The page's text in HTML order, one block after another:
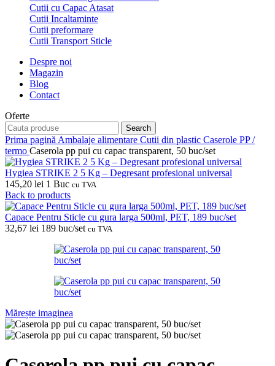
Cutii cu Capac Atasat
Cutii Incaltaminte
Cutii preformare
Cutii Transport Sticle
Despre noi
Magazin
Blog
Contact
Oferte
Search
Prima pagină Ambalaje alimentare Cutii din plastic Caserole PP /
termo Caserola pp pui cu capac transparent, 50 buc/set
Hygiea STRIKE 2 5 Kg – Degresant profesional universal
145,20 lei 1 Buc cu TVA
Back to products
Capace Pentru Sticle cu gura larga 500ml, PET, 189 buc/set
32,67 lei 189 buc/set cu TVA
Mărește imaginea